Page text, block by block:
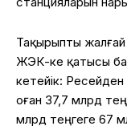
Тақырыпты
ЖЭК-ке қатысы
кетейік:
оған 37,7 млрд
млрд теңгеге 67